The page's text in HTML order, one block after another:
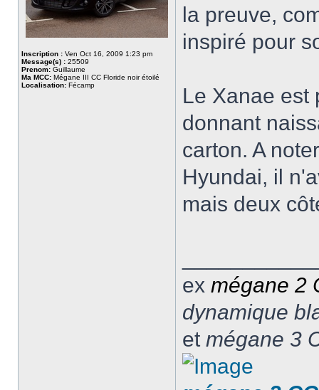
Inscription : Ven Oct 16, 2009 1:23 pm
Message(s) : 25509
Prenom: Guillaume
Ma MCC: Mégane III CC Floride noir étoilé
Localisation: Fécamp
la preuve,
inspiré pour
Le Xanae est
donnant
carton. A
Hyundai, il
mais deux
ex mégane 2
dynamique
et mégane 3